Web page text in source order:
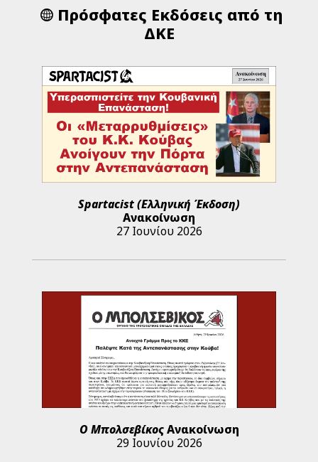
Πρόσφατες Εκδόσεις από τη
ΔΚΕ
Spartacist (Ελληνική Έκδοση)
Ανακοίνωση
27 Ιουνίου 2026
Ο ΜπολσεβίκοςΑνακοίνωση
29 Ιουνίου 2026